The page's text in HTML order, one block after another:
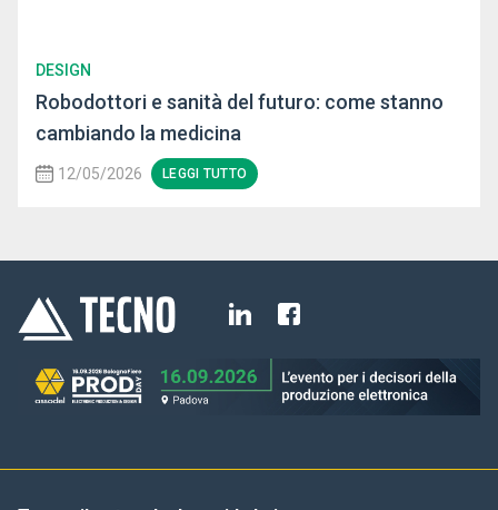
DESIGN
Robodottori e sanità del futuro: come stanno
cambiando la medicina
12/05/2026 LEGGI TUTTO